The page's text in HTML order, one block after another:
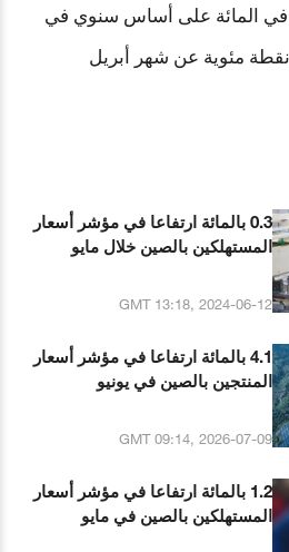
ارتفع بنسبة 3.9 في المائة على أساس سنوي في
مايو الماضي، بزيادة 1.1 نقطة مئوية عن شهر أبريل
0.3 بالمائة ارتفاعا في مؤشر أسعار
المستهلكين بالصين خلال مايو
GMT 13:18, 2024-06-12
4.1 بالمائة ارتفاعا في مؤشر أسعار
المنتجين بالصين في يونيو
GMT 09:14, 2026-07-09
1.2 بالمائة ارتفاعا في مؤشر أسعار
المستهلكين بالصين في مايو